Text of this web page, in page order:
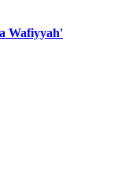
Wafiyyah'